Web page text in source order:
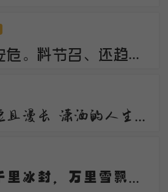
须知。系国安危。料节召、还趋浴凤池。且代工施化，持钧播泽，置盂天下，此外何思。素卷书名，赤松游道，飙驭云軿仙可期。湖山美，有啼猿唳鹤，相望东归。
人生在世苦短且漫长 潇洒的人生谁不倾情羡慕 潇洒 是一道醉人的风景 宛若美丽的音符自然流动 是人生内在气质的飘逸
北国风光，千里冰封，万里雪飘。望长城内外，惟余莽莽；大河上下，顿失滔滔。山舞银蛇，原驰蜡象，欲与天公试比高。